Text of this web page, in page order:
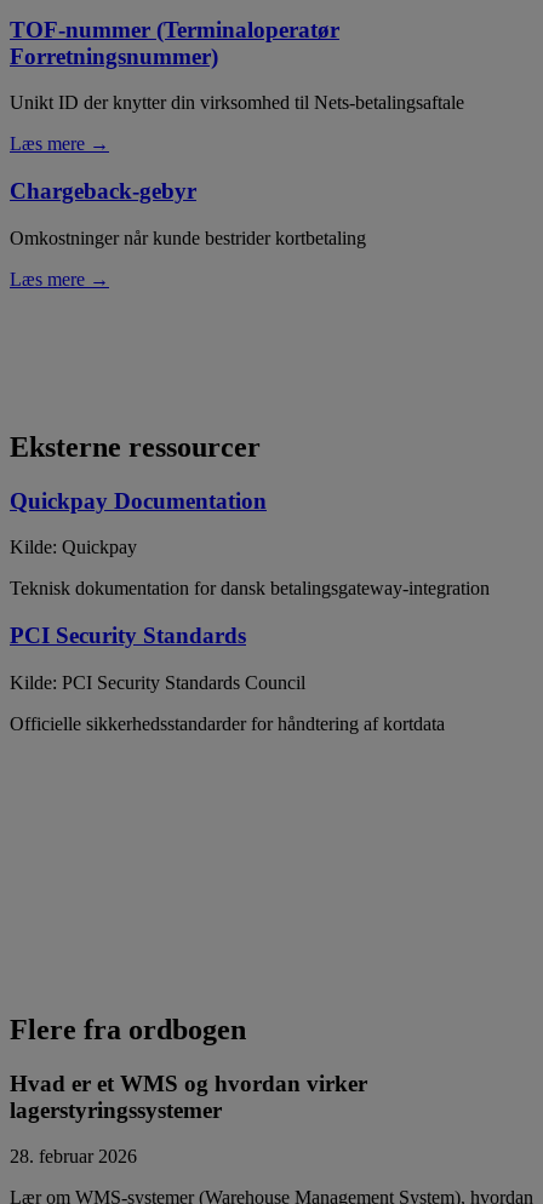
TOF-nummer (Terminaloperatør
Forretningsnummer)
Unikt ID der knytter din virksomhed til Nets-betalingsaftale
Læs mere →
Chargeback-gebyr
Omkostninger når kunde bestrider kortbetaling
Læs mere →
Eksterne ressourcer
Quickpay Documentation
Kilde: Quickpay
Teknisk dokumentation for dansk betalingsgateway-integration
PCI Security Standards
Kilde: PCI Security Standards Council
Officielle sikkerhedsstandarder for håndtering af kortdata
Flere fra ordbogen
Hvad er et WMS og hvordan virker
lagerstyringssystemer
28. februar 2026
Lær om WMS-systemer (Warehouse Management System), hvordan